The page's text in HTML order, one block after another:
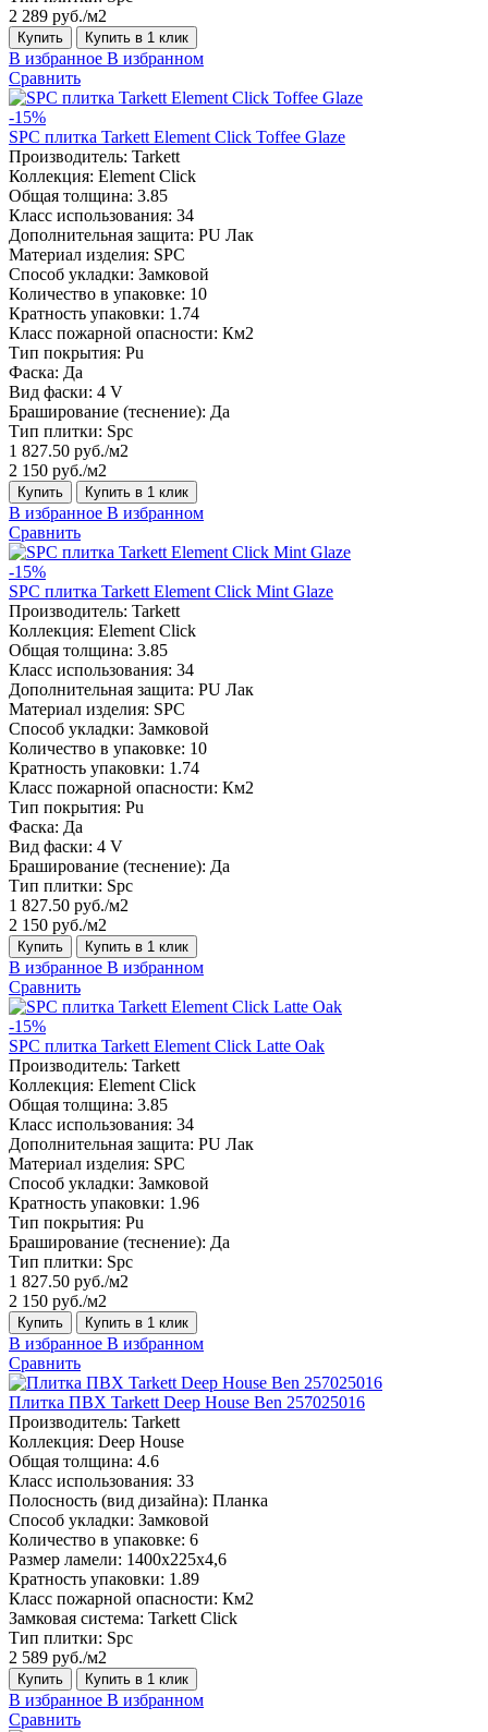
2 289 руб./м2
Купить Купить в 1 клик
В избранное В избранном
Сравнить
-15%
SPC плитка Tarkett Element Click Toffee Glaze
Производитель: Tarkett
Коллекция: Element Click
Общая толщина: 3.85
Класс использования: 34
Дополнительная защита: PU Лак
Материал изделия: SPC
Способ укладки: Замковой
Количество в упаковке: 10
Кратность упаковки: 1.74
Класс пожарной опасности: Км2
Тип покрытия: Pu
Фаска: Да
Вид фаски: 4 V
Браширование (теснение): Да
Тип плитки: Spc
1 827.50 руб./м2
2 150 руб./м2
Купить Купить в 1 клик
В избранное В избранном
Сравнить
-15%
SPC плитка Tarkett Element Click Mint Glaze
Производитель: Tarkett
Коллекция: Element Click
Общая толщина: 3.85
Класс использования: 34
Дополнительная защита: PU Лак
Материал изделия: SPC
Способ укладки: Замковой
Количество в упаковке: 10
Кратность упаковки: 1.74
Класс пожарной опасности: Км2
Тип покрытия: Pu
Фаска: Да
Вид фаски: 4 V
Браширование (теснение): Да
Тип плитки: Spc
1 827.50 руб./м2
2 150 руб./м2
Купить Купить в 1 клик
В избранное В избранном
Сравнить
-15%
SPC плитка Tarkett Element Click Latte Oak
Производитель: Tarkett
Коллекция: Element Click
Общая толщина: 3.85
Класс использования: 34
Дополнительная защита: PU Лак
Материал изделия: SPC
Способ укладки: Замковой
Кратность упаковки: 1.96
Тип покрытия: Pu
Браширование (теснение): Да
Тип плитки: Spc
1 827.50 руб./м2
2 150 руб./м2
Купить Купить в 1 клик
В избранное В избранном
Сравнить
Плитка ПВХ Tarkett Deep House Ben 257025016
Производитель: Tarkett
Коллекция: Deep House
Общая толщина: 4.6
Класс использования: 33
Полосность (вид дизайна): Планка
Способ укладки: Замковой
Количество в упаковке: 6
Размер ламели: 1400х225х4,6
Кратность упаковки: 1.89
Класс пожарной опасности: Км2
Замковая система: Tarkett Click
Тип плитки: Spc
2 589 руб./м2
Купить Купить в 1 клик
В избранное В избранном
Сравнить